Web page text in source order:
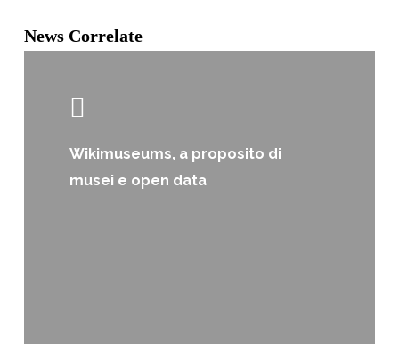
News Correlate
Wikimuseums, a proposito di
musei e open data